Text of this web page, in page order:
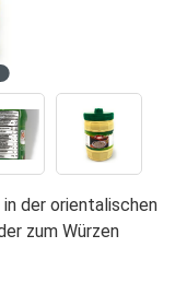
der orientalischen
zum Würzen